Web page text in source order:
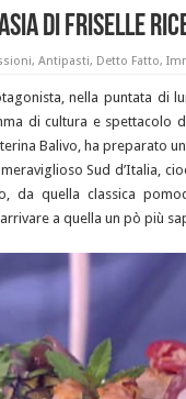
di friselle
, Antipasti, Detto Fatto,
nella puntata di
di cultura e spettacolo
Balivo, ha preparato
Sud d’Italia,
da quella classica
a quella un pò più